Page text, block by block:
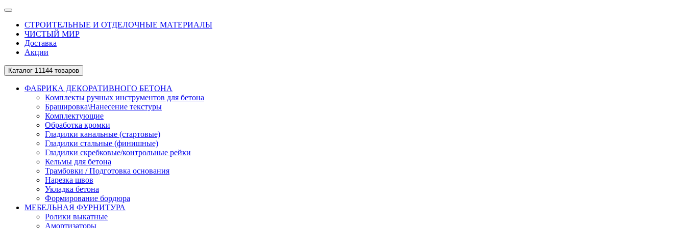
СТРОИТЕЛЬНЫЕ И ОТДЕЛОЧНЫЕ МАТЕРИАЛЫ
ЧИСТЫЙ МИР
Доставка
Акции
Каталог 11144 товаров
ФАБРИКА ДЕКОРАТИВНОГО БЕТОНА
Комплекты ручных инструментов для бетона
Брашировка\Нанесение текстуры
Комплектующие
Обработка кромки
Гладилки канальные (стартовые)
Гладилки стальные (финишные)
Гладилки скребковые/контрольные рейки
Кельмы для бетона
Трамбовки / Подготовка основания
Нарезка швов
Укладка бетона
Формирование бордюра
МЕБЕЛЬНАЯ ФУРНИТУРА
Ролики выкатные
Амортизаторы